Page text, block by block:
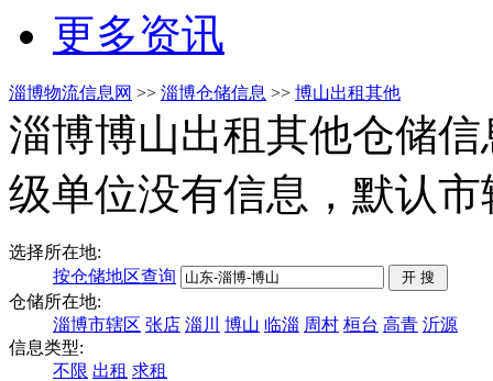
更多资讯
淄博物流信息网 >> 淄博仓储信息 >> 博山出租其他
淄博博山出租其他仓储信
级单位没有信息，默认
选择所在地:
按仓储地区查询
仓储所在地:
淄博市辖区 张店 淄川 博山 临淄 周村 桓台 高青 沂源
信息类型:
不限 出租 求租